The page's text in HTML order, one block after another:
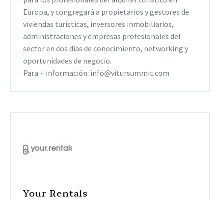
Europa, y congregará a propietarios y gestores de
viviendas turísticas, inversores inmobiliarios,
administraciones y empresas profesionales del
sector en dos días de conocimiento, networking y
oportunidades de negocio.
Para + información: info@vitursummit.com
Your Rentals